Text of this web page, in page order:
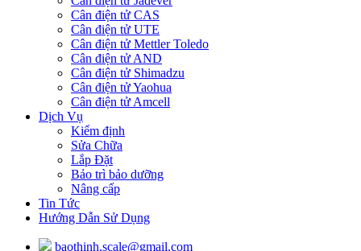
Cân điện tử CAS
Cân điện tử UTE
Cân điện tử Mettler Toledo
Cân điện tử AND
Cân điện tử Shimadzu
Cân điện tử Yaohua
Cân điện tử Amcell
Dịch Vụ
Kiểm định
Sửa Chữa
Lắp Đặt
Bảo trì bảo dưỡng
Nâng cấp
Tin Tức
Hướng Dẫn Sử Dụng
baothinh.scale@gmail.com